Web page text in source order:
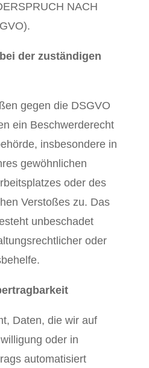
NACH
der zuständigen
gegen die DSGVO
ein Beschwerderecht
insbesondere in
gewöhnlichen
oder des
Verstoßes zu. Das
unbeschadet
oder
Daten, die wir auf
oder in
automatisiert